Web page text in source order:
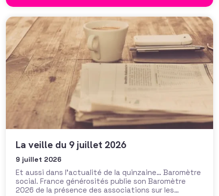
La veille du 9 juillet 2026
9 juillet 2026
Et aussi dans l’actualité de la quinzaine… Baromètre
social. France générosités publie son Baromètre
2026 de la présence des associations sur les